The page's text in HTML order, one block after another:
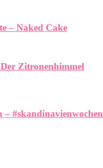
– Naked Cake
Zitronenhimmel
– #skandinavienwochen